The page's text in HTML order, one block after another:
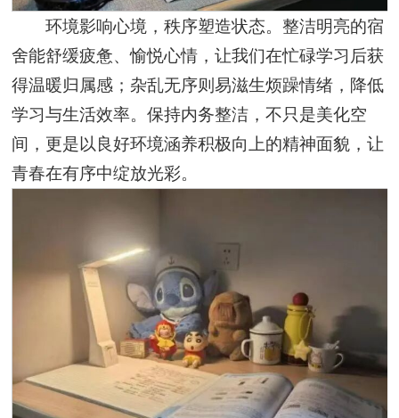
环境影响心境，秩序塑造状态。整洁明亮的宿
舍能舒缓疲惫、愉悦心情，让我们在忙碌学习后获
得温暖归属感；杂乱无序则易滋生烦躁情绪，降低
学习与生活效率。保持内务整洁，不只是美化空
间，更是以良好环境涵养积极向上的精神面貌，让
青春在有序中绽放光彩。